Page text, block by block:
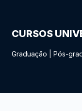
CURSOS
Graduação Pós-